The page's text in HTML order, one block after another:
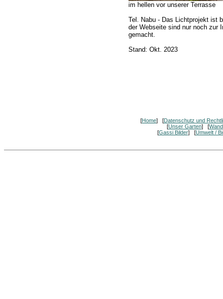
im hellen vor unserer Terrasse
Tel. Nabu - Das Lichtprojekt ist
der Webseite sind nur noch zur
gemacht.
Stand: Okt. 2023
[Home] [Datenschutz und
[Unser Garten] [
[Gassi Bilder] [Umwelt /